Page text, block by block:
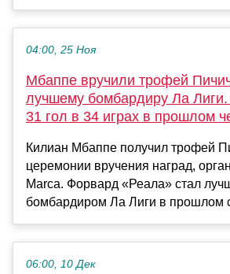
04:00, 25 Ноя
Мбаппе вручили трофей
лучшему бомбардиру Ла
31 гол в 34 играх в прошлом
Килиан Мбаппе получил трофей
церемонии вручения наград,
Marca. Форвард «Реала» стал
бомбардиром Ла Лиги в прошлом
06:00, 10 Дек